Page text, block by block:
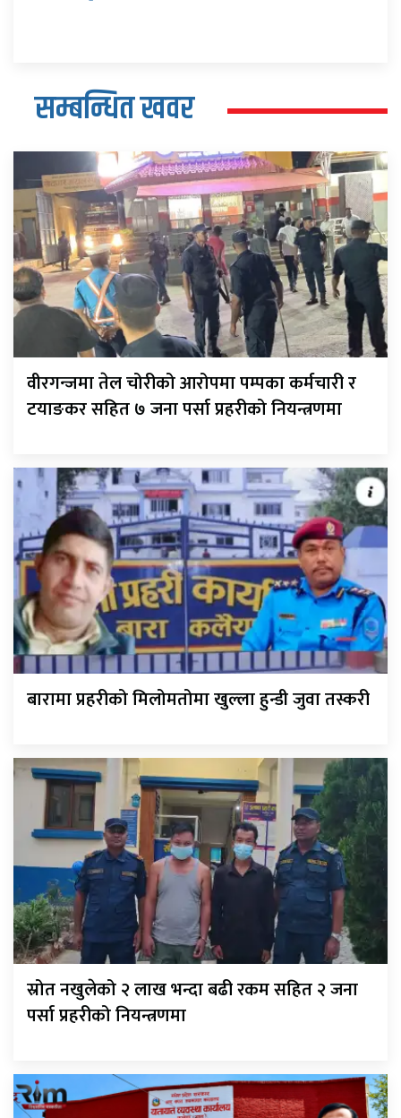
सम्बन्धित खवर
वीरगन्जमा तेल चोरीको आरोपमा पम्पका कर्मचारी र
टयाङकर सहित ७ जना पर्सा प्रहरीको नियन्त्रणमा
बारामा प्रहरीको मिलोमतोमा खुल्ला हुन्डी जुवा तस्करी
स्रोत नखुलेको २ लाख भन्दा बढी रकम सहित २ जना
पर्सा प्रहरीको नियन्त्रणमा